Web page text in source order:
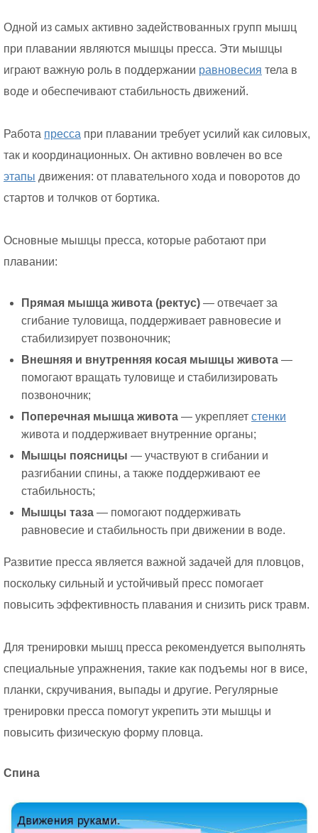
Одной из самых активно задействованных групп мышц
при плавании являются мышцы пресса. Эти мышцы
играют важную роль в поддержании равновесия тела в
воде и обеспечивают стабильность движений.
Работа пресса при плавании требует усилий как силовых,
так и координационных. Он активно вовлечен во все
этапы движения: от плавательного хода и поворотов до
стартов и толчков от бортика.
Основные мышцы пресса, которые работают при
плавании:
Прямая мышца живота (ректус) — отвечает за
сгибание туловища, поддерживает равновесие и
стабилизирует позвоночник;
Внешняя и внутренняя косая мышцы живота —
помогают вращать туловище и стабилизировать
позвоночник;
Поперечная мышца живота — укрепляет стенки
живота и поддерживает внутренние органы;
Мышцы поясницы — участвуют в сгибании и
разгибании спины, а также поддерживают ее
стабильность;
Мышцы таза — помогают поддерживать
равновесие и стабильность при движении в воде.
Развитие пресса является важной задачей для пловцов,
поскольку сильный и устойчивый пресс помогает
повысить эффективность плавания и снизить риск травм.
Для тренировки мышц пресса рекомендуется выполнять
специальные упражнения, такие как подъемы ног в висе,
планки, скручивания, выпады и другие. Регулярные
тренировки пресса помогут укрепить эти мышцы и
повысить физическую форму пловца.
Спина